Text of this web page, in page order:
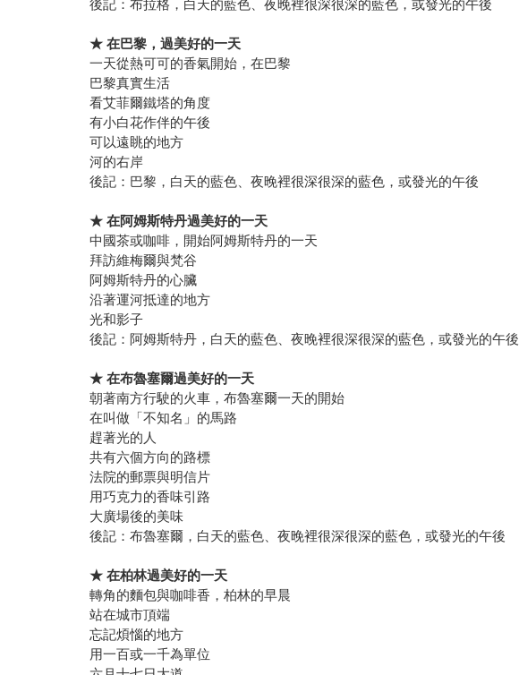
後記：布拉格，白天的藍色、夜晚裡很深很深的藍色，或發光的午後
★ 在巴黎 ，過美好的一天
一天從熱可可的香氣開始，在巴黎
巴黎真實生活
看艾菲爾鐵塔的角度
有小白花作伴的午後
可以遠眺的地方
河的右岸
後記：巴黎，白天的藍色、夜晚裡很深很深的藍色，或發光的午後
★ 在阿姆斯特丹過美好的一天
中國茶或咖啡，開始阿姆斯特丹的一天
拜訪維梅爾與梵谷
阿姆斯特丹的心臟
沿著運河抵達的地方
光和影子
後記：阿姆斯特丹，白天的藍色、夜晚裡很深很深的藍色，或發光的午後
★ 在布魯塞爾過美好的一天
朝著南方行駛的火車，布魯塞爾一天的開始
在叫做「不知名」的馬路
趕著光的人
共有六個方向的路標
法院的郵票與明信片
用巧克力的香味引路
大廣場後的美味
後記：布魯塞爾，白天的藍色、夜晚裡很深很深的藍色，或發光的午後
★ 在柏林過美好的一天
轉角的麵包與咖啡香，柏林的早晨
站在城市頂端
忘記煩惱的地方
用一百或一千為單位